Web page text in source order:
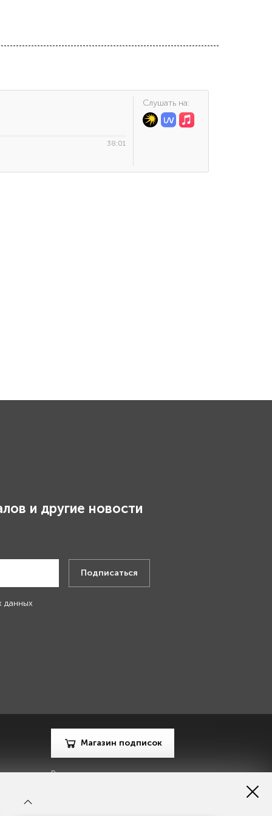
38:01
Cлушать на:
и другие новости
Подписаться
данных
Магазин подписок
Рекламодателям